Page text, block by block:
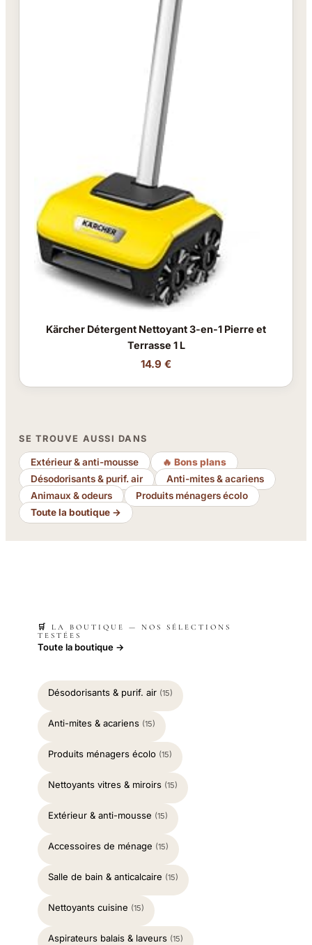
Kärcher Détergent Nettoyant 3-en-1 Pierre et
Terrasse 1 L
14.9 €
SE TROUVE AUSSI DANS
Extérieur & anti-mousse
🔥 Bons plans
Désodorisants & purif. air
Anti-mites & acariens
Animaux & odeurs
Produits ménagers écolo
Toute la boutique →
🛒 LA BOUTIQUE — NOS SÉLECTIONS
TESTÉES
Toute la boutique →
Désodorisants & purif. air (15)
Anti-mites & acariens (15)
Produits ménagers écolo (15)
Nettoyants vitres & miroirs (15)
Extérieur & anti-mousse (15)
Accessoires de ménage (15)
Salle de bain & anticalcaire (15)
Nettoyants cuisine (15)
Aspirateurs balais & laveurs (15)